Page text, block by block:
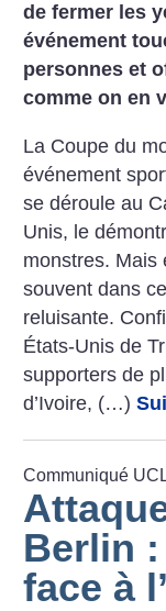
de fermer les
événement
personnes et
comme on en
La Coupe du
événement
se déroule au
Unis, le
­monstres. Mais
souvent dans
reluisante.
États-Unis de
supporters de
d’Ivoire, (…)
Communiqué
Berlin
face à